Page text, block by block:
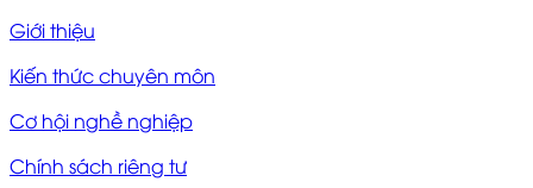
Giới thiệu
Kiến thức chuyên môn
Cơ hội nghề nghiệp
Chính sách riêng tư